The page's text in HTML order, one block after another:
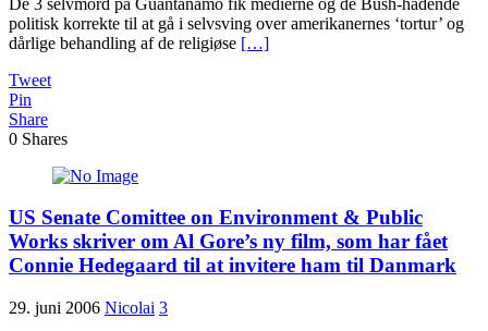
politisk korrekte til at gå i selvsving over amerikanernes ‘tortur’ og
dårlige behandling af de religiøse […]
Tweet
Pin
Share
0 Shares
US Senate Comittee on Environment & Public
Works skriver om Al Gore’s ny film, som har fået
Connie Hedegaard til at invitere ham til Danmark
29. juni 2006 Nicolai 3